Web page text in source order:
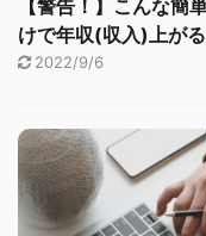
【警告！】こんな簡
けで年収(収入)上が
2022/9/6